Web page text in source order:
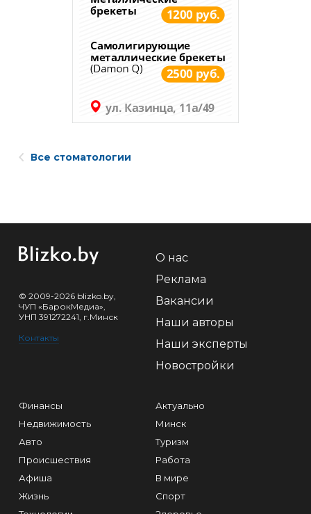
Все стоматологии
© 2009-2026 blizko.by,
ЧУП «БарокМедиа»,
УНП 391272241, г.Минск
Контакты
О нас
Реклама
Вакансии
Наши авторы
Наши эксперты
Новостройки
Финансы
Недвижимость
Авто
Происшествия
Афиша
Жизнь
Актуально
Минск
Туризм
Работа
В мире
Спорт